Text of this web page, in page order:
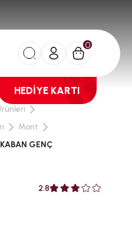
0
HEDİYE KARTI
Mont
GENÇ
2.8